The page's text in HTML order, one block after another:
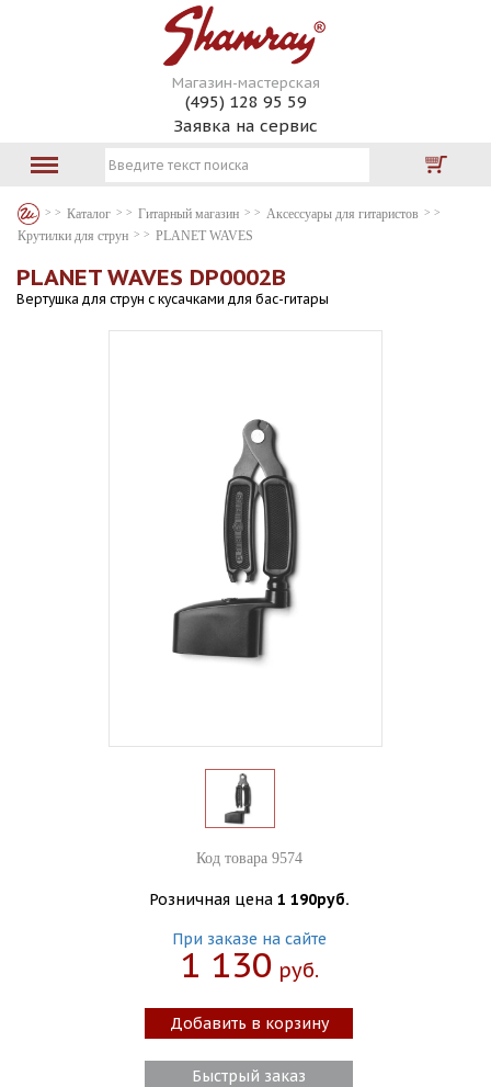
Магазин-мастерская
(495) 128 95 59
Заявка на сервис
Каталог Гитарный магазин
Аксессуары для гитаристов
Крутилки для струн
PLANET WAVES
PLANET WAVES DP0002B
Вертушка для струн с кусачками для бас-гитары
Код товара 9574
Розничная цена 1 190руб.
При заказе на сайте
1 130 Руб.
Добавить в корзину
Быстрый заказ